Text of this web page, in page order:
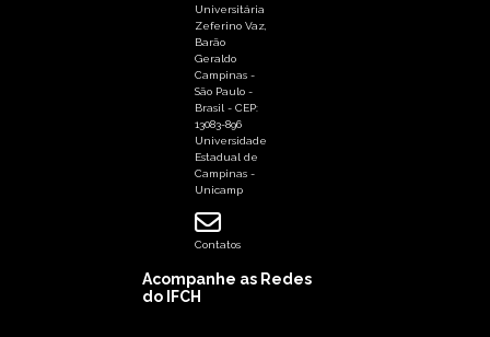
Universitária
Zeferino Vaz,
Barão
Geraldo
Campinas -
São Paulo -
Brasil - CEP:
13083-896
Universidade
Estadual de
Campinas -
Unicamp
Contatos
Acompanhe as Redes
do IFCH